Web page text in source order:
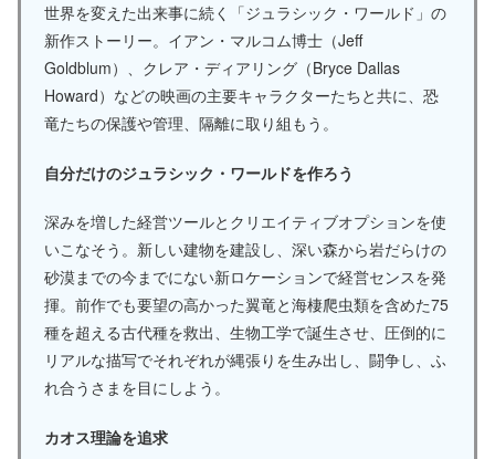
世界を変えた出来事に続く「ジュラシック・ワールド」の
新作ストーリー。イアン・マルコム博士（Jeff
Goldblum）、クレア・ディアリング（Bryce Dallas
Howard）などの映画の主要キャラクターたちと共に、恐
竜たちの保護や管理、隔離に取り組もう。
自分だけのジュラシック・ワールドを作ろう
深みを増した経営ツールとクリエイティブオプションを使
いこなそう。新しい建物を建設し、深い森から岩だらけの
砂漠までの今までにない新ロケーションで経営センスを発
揮。前作でも要望の高かった翼竜と海棲爬虫類を含めた75
種を超える古代種を救出、生物工学で誕生させ、圧倒的に
リアルな描写でそれぞれが縄張りを生み出し、闘争し、ふ
れ合うさまを目にしよう。
カオス理論を追求